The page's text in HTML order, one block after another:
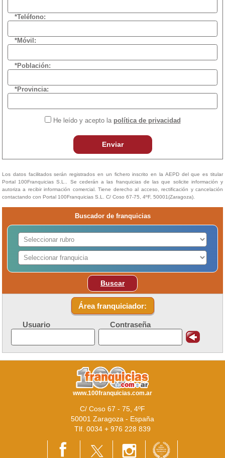
*Teléfono:
*Móvil:
*Población:
*Provincia:
He leído y acepto la política de privacidad
Enviar
Los datos facilitados serán registrados en un fichero inscrito en la AEPD del que es titular
Portal 100Franquicias S.L.. Se cederán a las franquicias de las que solicite información y
autoriza a recibir información comercial. Tiene derecho al acceso, rectificación y cancelación
contactando con Portal 100Franquicias S.L. C/ Coso 67-75, 4ºF, 50001(Zaragoza).
Buscador de franquicias
Buscar
Área franquiciador:
Usuario Contraseña
www.100franquicias.com.ar
C/ Coso 67 - 75, 4ºF
50001 Zaragoza - España
Tlf. 0034 + 976 228 839